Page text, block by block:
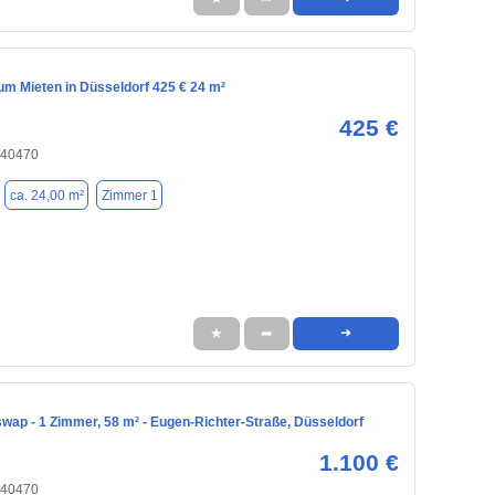
Mieten in Düsseldorf 425 € 24 m²
425 €
ca. 24,00 m² Zimmer 1
★ ➦ ➜
- 1 Zimmer, 58 m² - Eugen-Richter-Straße, Düsseldorf
1.100 €